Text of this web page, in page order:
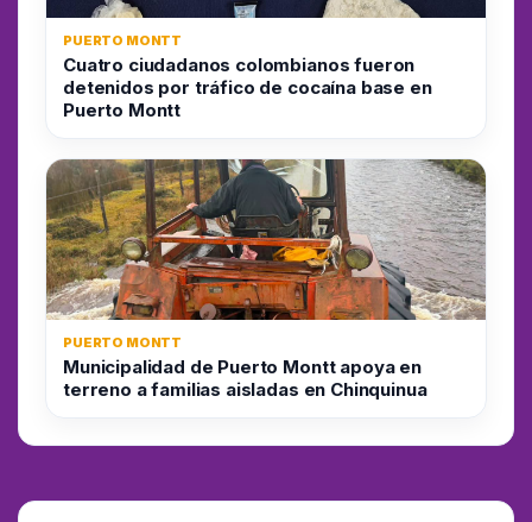
PUERTO MONTT
Cuatro ciudadanos colombianos fueron
detenidos por tráfico de cocaína base en
Puerto Montt
PUERTO MONTT
Municipalidad de Puerto Montt apoya en
terreno a familias aisladas en Chinquinua